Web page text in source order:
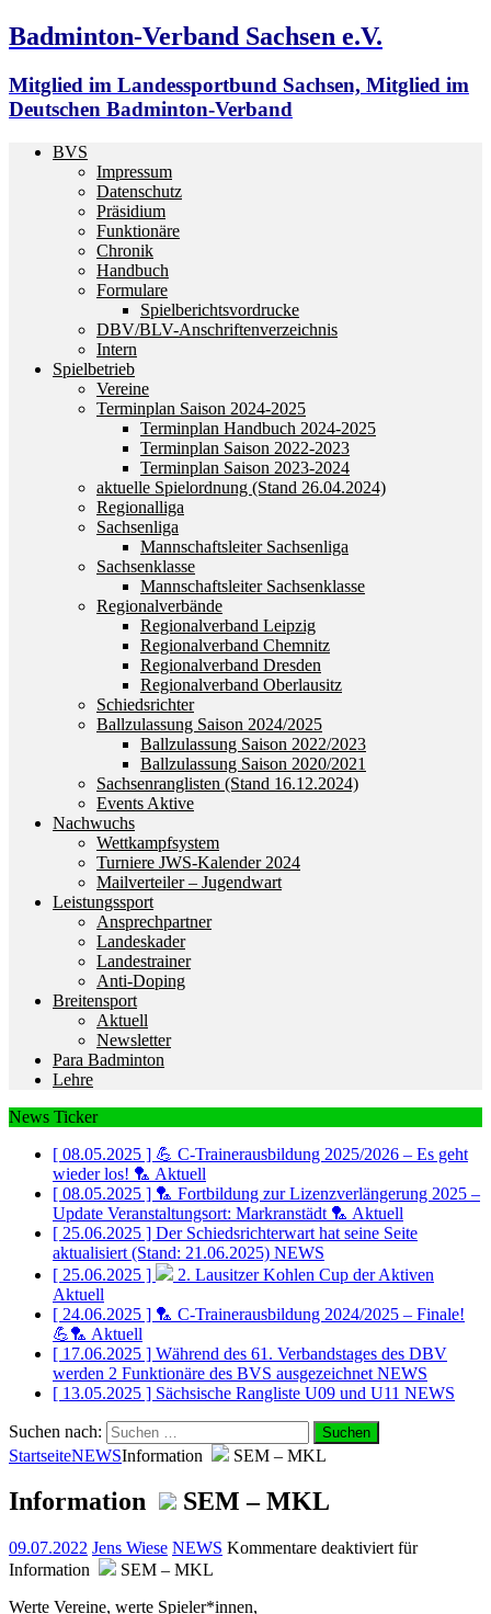
Badminton-Verband Sachsen e.V.
Mitglied im Landessportbund Sachsen, Mitglied im
Deutschen Badminton-Verband
BVS
Impressum
Datenschutz
Präsidium
Funktionäre
Chronik
Handbuch
Formulare
Spielberichtsvordrucke
DBV/BLV-Anschriftenverzeichnis
Intern
Spielbetrieb
Vereine
Terminplan Saison 2024-2025
Terminplan Handbuch 2024-2025
Terminplan Saison 2022-2023
Terminplan Saison 2023-2024
aktuelle Spielordnung (Stand 26.04.2024)
Regionalliga
Sachsenliga
Mannschaftsleiter Sachsenliga
Sachsenklasse
Mannschaftsleiter Sachsenklasse
Regionalverbände
Regionalverband Leipzig
Regionalverband Chemnitz
Regionalverband Dresden
Regionalverband Oberlausitz
Schiedsrichter
Ballzulassung Saison 2024/2025
Ballzulassung Saison 2022/2023
Ballzulassung Saison 2020/2021
Sachsenranglisten (Stand 16.12.2024)
Events Aktive
Nachwuchs
Wettkampfsystem
Turniere JWS-Kalender 2024
Mailverteiler – Jugendwart
Leistungssport
Ansprechpartner
Landeskader
Landestrainer
Anti-Doping
Breitensport
Aktuell
Newsletter
Para Badminton
Lehre
News Ticker
[ 08.05.2025 ] 💪 C-Trainerausbildung 2025/2026 – Es geht
wieder los! 🏸 Aktuell
[ 08.05.2025 ] 🏸 Fortbildung zur Lizenzverlängerung 2025 –
Update Veranstaltungsort: Markranstädt 🏸 Aktuell
[ 25.06.2025 ] Der Schiedsrichterwart hat seine Seite
aktualisiert (Stand: 21.06.2025) NEWS
[ 25.06.2025 ]
2. Lausitzer Kohlen Cup der Aktiven
Aktuell
[ 24.06.2025 ] 🏸 C-Trainerausbildung 2024/2025 – Finale!
💪🏸 Aktuell
[ 17.06.2025 ] Während des 61. Verbandstages des DBV
werden 2 Funktionäre des BVS ausgezeichnet NEWS
[ 13.05.2025 ] Sächsische Rangliste U09 und U11 NEWS
Suchen nach:
StartseiteNEWSInformation SEM – MKL
Information SEM – MKL
09.07.2022 Jens Wiese NEWS Kommentare deaktiviert für
Information
SEM – MKL
Werte Vereine, werte Spieler*innen,